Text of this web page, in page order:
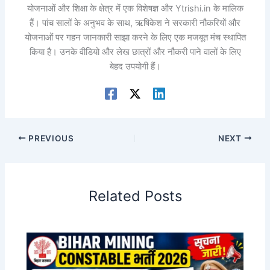
योजनाओं और शिक्षा के क्षेत्र में एक विशेषज्ञ और Ytrishi.in के मालिक
हैं। पांच सालों के अनुभव के साथ, ऋषिकेश ने सरकारी नौकरियों और
योजनाओं पर गहन जानकारी साझा करने के लिए एक मजबूत मंच स्थापित
किया है। उनके वीडियो और लेख छात्रों और नौकरी पाने वालों के लिए
बेहद उपयोगी हैं।
PREVIOUS NEXT
Related Posts